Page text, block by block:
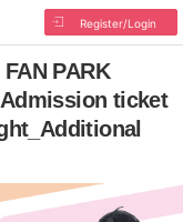
Register/Login
PARK
ticket